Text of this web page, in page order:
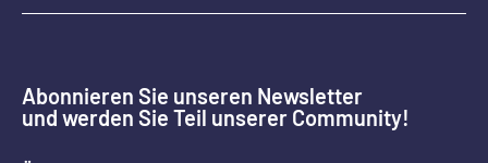
Abonnieren Sie unseren Newsletter
und werden Sie Teil unserer Community!